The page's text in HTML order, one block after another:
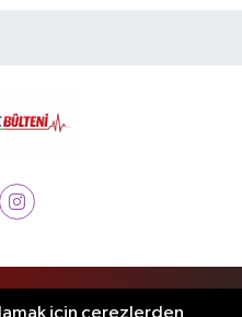
2025. Her hakkı saklıdır.
için çerezlerden